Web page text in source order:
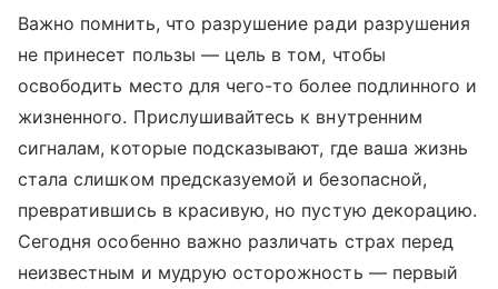
Важно помнить, что разрушение ради разрушения
не принесет пользы — цель в том, чтобы
освободить место для чего-то более подлинного и
жизненного. Прислушивайтесь к внутренним
сигналам, которые подсказывают, где ваша жизнь
стала слишком предсказуемой и безопасной,
превратившись в красивую, но пустую декорацию.
Сегодня особенно важно различать страх перед
неизвестным и мудрую осторожность — первый